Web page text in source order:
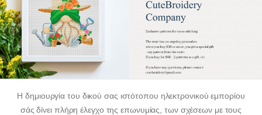
Η δημιουργία του δικού σας ιστότοπου ηλεκτρονικού εμπορίου
σάς δίνει πλήρη έλεγχο της επωνυμίας, των σχέσεων με τους